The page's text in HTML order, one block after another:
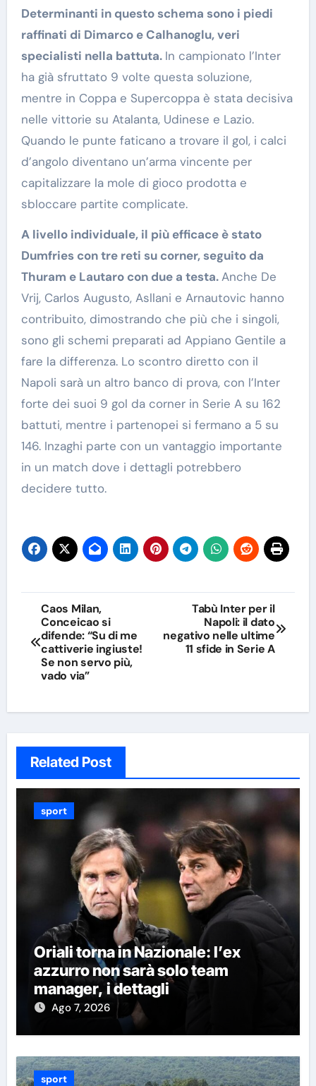
Determinanti in questo schema sono i piedi
raffinati di Dimarco e Calhanoglu, veri
specialisti nella battuta. In campionato l’Inter
ha già sfruttato 9 volte questa soluzione,
mentre in Coppa e Supercoppa è stata decisiva
nelle vittorie su Atalanta, Udinese e Lazio.
Quando le punte faticano a trovare il gol, i calci
d’angolo diventano un’arma vincente per
capitalizzare la mole di gioco prodotta e
sbloccare partite complicate.
A livello individuale, il più efficace è stato
Dumfries con tre reti su corner, seguito da
Thuram e Lautaro con due a testa.Anche De
Vrij, Carlos Augusto, Asllani e Arnautovic hanno
contribuito, dimostrando che più che i singoli,
sono gli schemi preparati ad Appiano Gentile a
fare la differenza. Lo scontro diretto con il
Napoli sarà un altro banco di prova, con l’Inter
forte dei suoi 9 gol da corner in Serie A su 162
battuti, mentre i partenopei si fermano a 5 su
146. Inzaghi parte con un vantaggio importante
in un match dove i dettagli potrebbero
decidere tutto.
Navigazione
articoli
Caos Milan,
Conceicao si
difende: “Su di me
cattiverie ingiuste!
Se non servo più,
vado via”
Tabù Inter per il
Napoli: il dato
negativo nelle ultime
11 sfide in Serie A
Related Post
sport
Oriali torna in Nazionale: l’ex
azzurro non sarà solo team
manager, i dettagli
Ago 7, 2026
sport